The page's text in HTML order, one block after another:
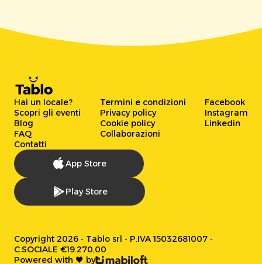
Hai un locale?
Scopri gli eventi
Blog
FAQ
Contatti
Termini e condizioni
Privacy policy
Cookie policy
Collaborazioni
Facebook
Instagram
Linkedin
App Store
Play Store
Copyright 2026 - Tablo srl - P.IVA 15032681007 -
C.SOCIALE €19.270,00
Powered with 🖤 by